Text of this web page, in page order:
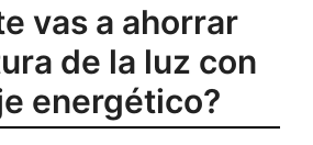
vas a ahorrar
de la luz con
energético?